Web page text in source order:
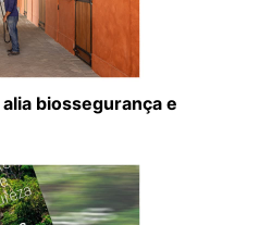
biossegurança e